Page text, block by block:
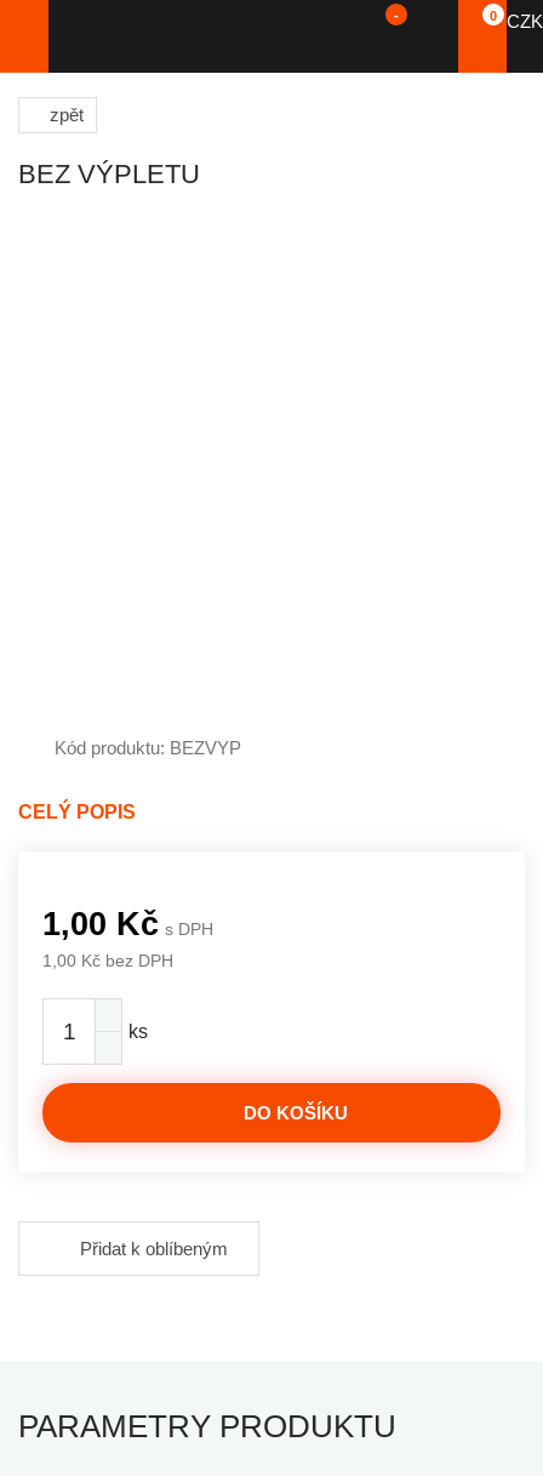
- 0 CZK
zpět
BEZ VÝPLETU
Kód produktu: BEZVYP
CELÝ POPIS
1,00 Kč s DPH
1,00 Kč bez DPH
ks
DO KOŠÍKU
Přidat k oblíbeným
PARAMETRY PRODUKTU